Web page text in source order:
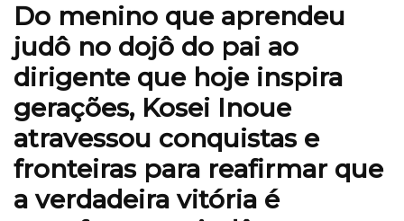
Do menino que aprendeu
judô no dojô do pai ao
dirigente que hoje inspira
gerações, Kosei Inoue
atravessou conquistas e
fronteiras para reafirmar que
a verdadeira vitória é